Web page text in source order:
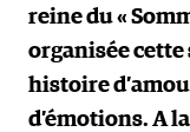
reine du «
organisée cette
histoire
d’émotions. A